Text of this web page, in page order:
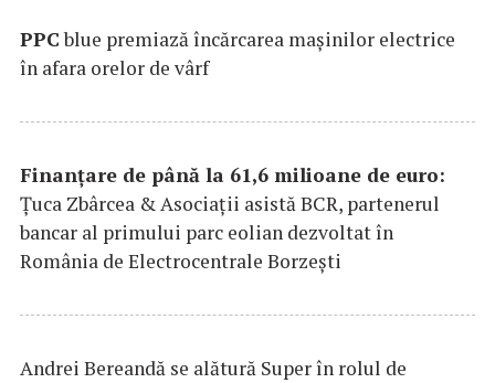
PPCblue premiază încărcarea maşinilor electrice
în afara orelor de vârf
Finanțare de până la 61,6 milioane de euro:
Țuca Zbârcea & Asociații asistă BCR, partenerul
bancar al primului parc eolian dezvoltat în
România de Electrocentrale Borzești
Andrei Bereandă se alătură Super în rolul de